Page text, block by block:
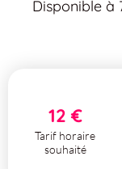
Disponible à
12 €
Tarif horaire
souhaité